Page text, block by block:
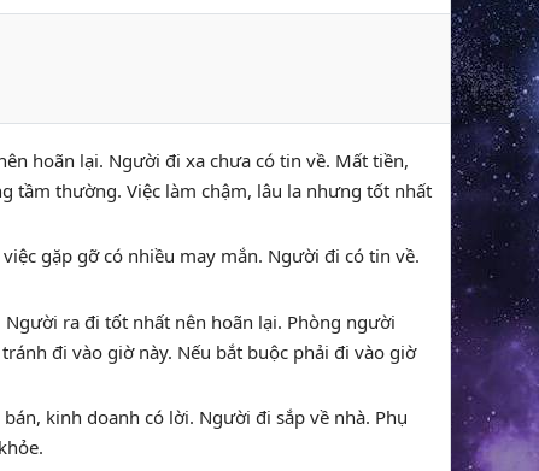
hoãn lại. Người đi xa chưa có tin về. Mất tiền,
tầm thường. Việc làm chậm, lâu la nhưng tốt nhất
gặp gỡ có nhiều may mắn. Người đi có tin về.
ra đi tốt nhất nên hoãn lại. Phòng người
đi vào giờ này. Nếu bắt buộc phải đi vào giờ
kinh doanh có lời. Người đi sắp về nhà. Phụ